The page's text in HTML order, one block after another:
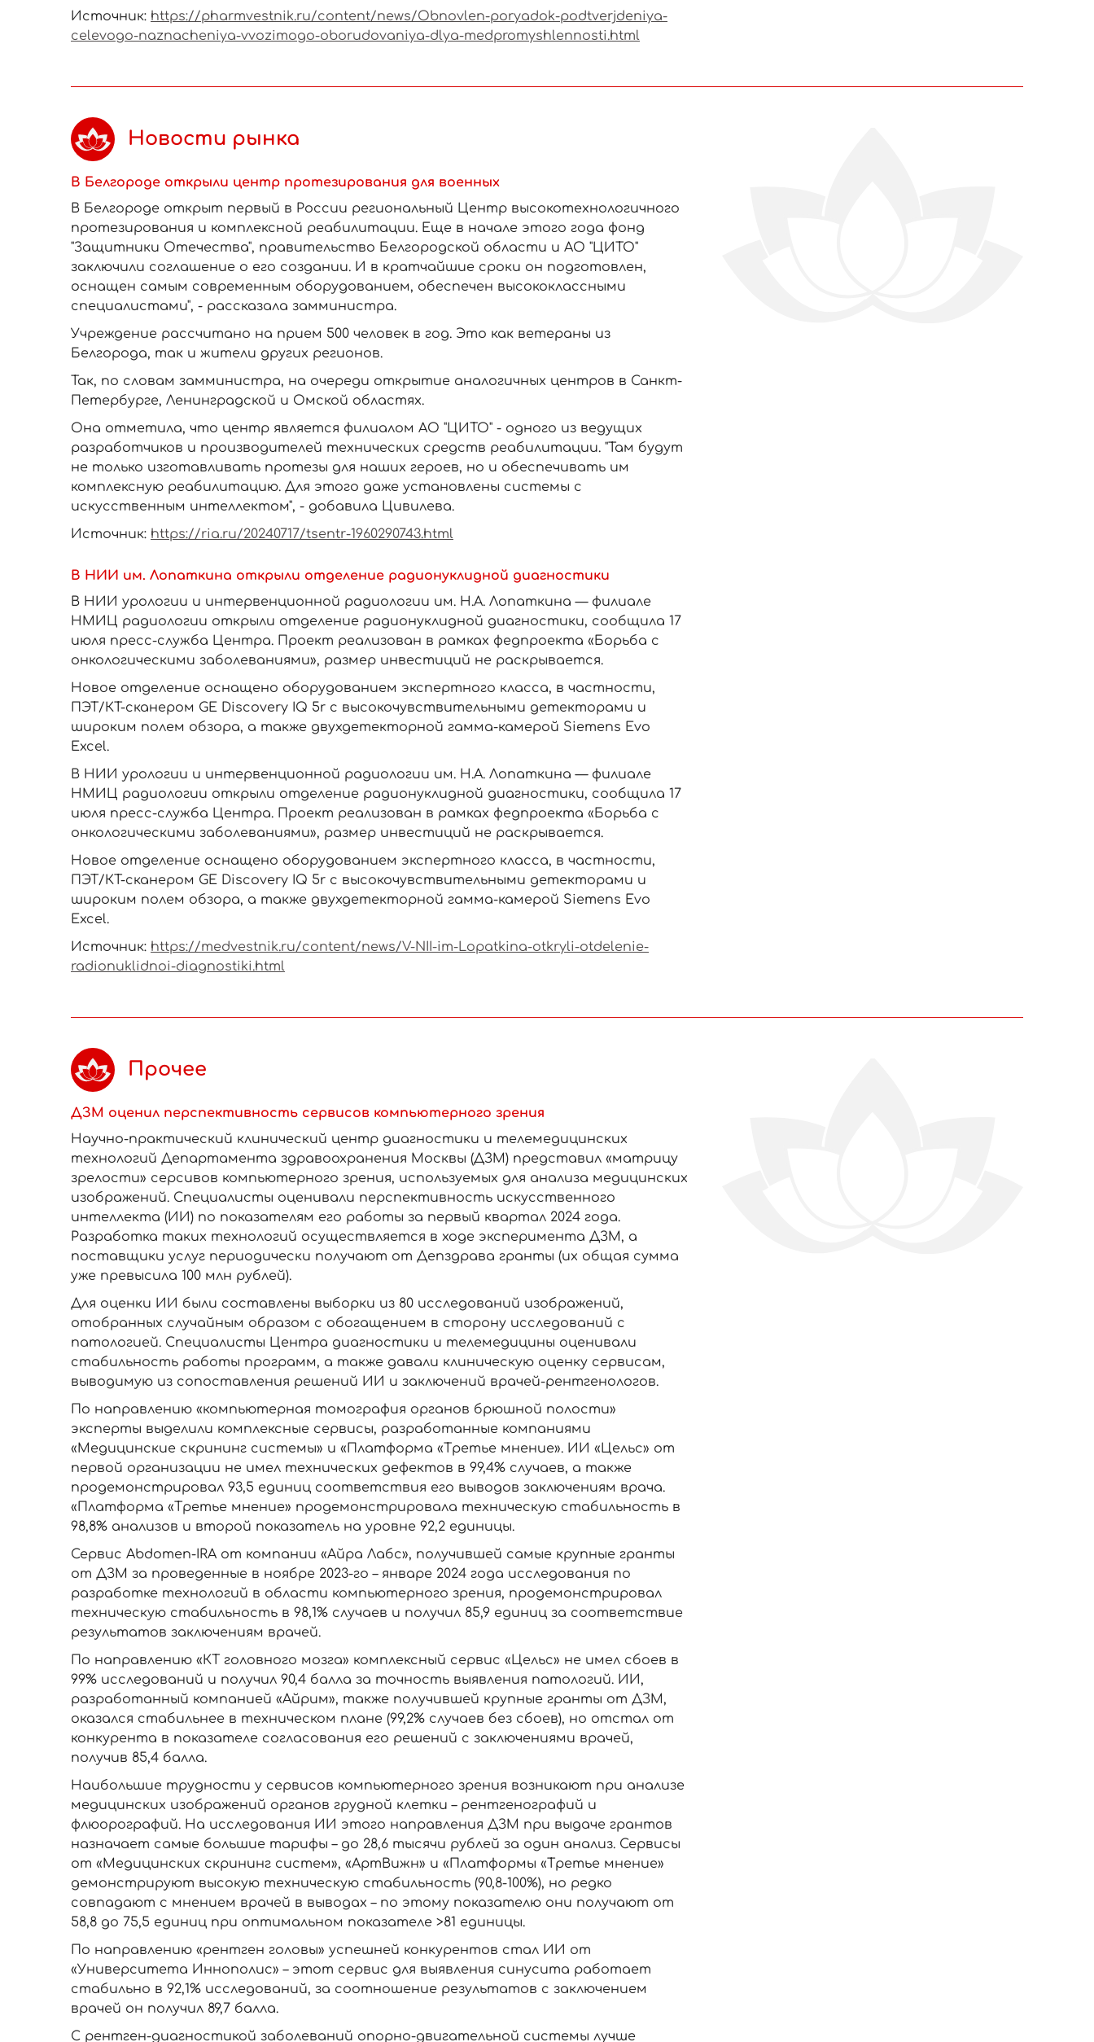
Источник: https://pharmvestnik.ru/content/news/Obnovlen-poryadok-podtverjdeniya-
celevogo-naznacheniya-vvozimogo-oborudovaniya-dlya-medpromyshlennosti.html
Новости рынка
В Белгороде открыли центр протезирования для военных
В Белгороде открыт первый в России региональный Центр высокотехнологичного
протезирования и комплексной реабилитации. Еще в начале этого года фонд
"Защитники Отечества", правительство Белгородской области и АО "ЦИТО"
заключили соглашение о его создании. И в кратчайшие сроки он подготовлен,
оснащен самым современным оборудованием, обеспечен высококлассными
специалистами", - рассказала замминистра.
Учреждение рассчитано на прием 500 человек в год. Это как ветераны из
Белгорода, так и жители других регионов.
Так, по словам замминистра, на очереди открытие аналогичных центров в Санкт-
Петербурге, Ленинградской и Омской областях.
Она отметила, что центр является филиалом АО "ЦИТО" - одного из ведущих
разработчиков и производителей технических средств реабилитации. "Там будут
не только изготавливать протезы для наших героев, но и обеспечивать им
комплексную реабилитацию. Для этого даже установлены системы с
искусственным интеллектом", - добавила Цивилева.
Источник: https://ria.ru/20240717/tsentr-1960290743.html
В НИИ им. Лопаткина открыли отделение радионуклидной диагностики
В НИИ урологии и интервенционной радиологии им. Н.А. Лопаткина — филиале
НМИЦ радиологии открыли отделение радионуклидной диагностики, сообщила 17
июля пресс-служба Центра. Проект реализован в рамках федпроекта «Борьба с
онкологическими заболеваниями», размер инвестиций не раскрывается.
Новое отделение оснащено оборудованием экспертного класса, в частности,
ПЭТ/КТ-сканером GE Discovery IQ 5r с высокочувствительными детекторами и
широким полем обзора, а также двухдетекторной гамма-камерой Siemens Evo
Excel.
В НИИ урологии и интервенционной радиологии им. Н.А. Лопаткина — филиале
НМИЦ радиологии открыли отделение радионуклидной диагностики, сообщила 17
июля пресс-служба Центра. Проект реализован в рамках федпроекта «Борьба с
онкологическими заболеваниями», размер инвестиций не раскрывается.
Новое отделение оснащено оборудованием экспертного класса, в частности,
ПЭТ/КТ-сканером GE Discovery IQ 5r с высокочувствительными детекторами и
широким полем обзора, а также двухдетекторной гамма-камерой Siemens Evo
Excel.
Источник: https://medvestnik.ru/content/news/V-NII-im-Lopatkina-otkryli-otdelenie-
radionuklidnoi-diagnostiki.html
Прочее
ДЗМ оценил перспективность сервисов компьютерного зрения
Научно-практический клинический центр диагностики и телемедицинских
технологий Департамента здравоохранения Москвы (ДЗМ) представил «матрицу
зрелости» серсивов компьютерного зрения, используемых для анализа медицинских
изображений. Специалисты оценивали перспективность искусственного
интеллекта (ИИ) по показателям его работы за первый квартал 2024 года.
Разработка таких технологий осуществляется в ходе эксперимента ДЗМ, а
поставщики услуг периодически получают от Депздрава гранты (их общая сумма
уже превысила 100 млн рублей).
Для оценки ИИ были составлены выборки из 80 исследований изображений,
отобранных случайным образом с обогащением в сторону исследований с
патологией. Специалисты Центра диагностики и телемедицины оценивали
стабильность работы программ, а также давали клиническую оценку сервисам,
выводимую из сопоставления решений ИИ и заключений врачей-рентгенологов.
По направлению «компьютерная томография органов брюшной полости»
эксперты выделили комплексные сервисы, разработанные компаниями
«Медицинские скрининг системы» и «Платформа «Третье мнение». ИИ «Цельс» от
первой организации не имел технических дефектов в 99,4% случаев, а также
продемонстрировал 93,5 единиц соответствия его выводов заключениям врача.
«Платформа «Третье мнение» продемонстрировала техническую стабильность в
98,8% анализов и второй показатель на уровне 92,2 единицы.
Сервис Abdomen-IRA от компании «Айра Лабс», получившей самые крупные гранты
от ДЗМ за проведенные в ноябре 2023-го – январе 2024 года исследования по
разработке технологий в области компьютерного зрения, продемонстрировал
техническую стабильность в 98,1% случаев и получил 85,9 единиц за соответствие
результатов заключениям врачей.
По направлению «КТ головного мозга» комплексный сервис «Цельс» не имел сбоев в
99% исследований и получил 90,4 балла за точность выявления патологий. ИИ,
разработанный компанией «Айрим», также получившей крупные гранты от ДЗМ,
оказался стабильнее в техническом плане (99,2% случаев без сбоев), но отстал от
конкурента в показателе согласования его решений с заключениями врачей,
получив 85,4 балла.
Наибольшие трудности у сервисов компьютерного зрения возникают при анализе
медицинских изображений органов грудной клетки – рентгенографий и
флюорографий. На исследования ИИ этого направления ДЗМ при выдаче грантов
назначает самые большие тарифы – до 28,6 тысячи рублей за один анализ. Сервисы
от «Медицинских скрининг систем», «АртВижн» и «Платформы «Третье мнение»
демонстрируют высокую техническую стабильность (90,8-100%), но редко
совпадают с мнением врачей в выводах – по этому показателю они получают от
58,8 до 75,5 единиц при оптимальном показателе >81 единицы.
По направлению «рентген головы» успешней конкурентов стал ИИ от
«Университета Иннополис» – этот сервис для выявления синусита работает
стабильно в 92,1% исследований, за соотношение результатов с заключением
врачей он получил 89,7 балла.
С рентген-диагностикой заболеваний опорно-двигательной системы лучше